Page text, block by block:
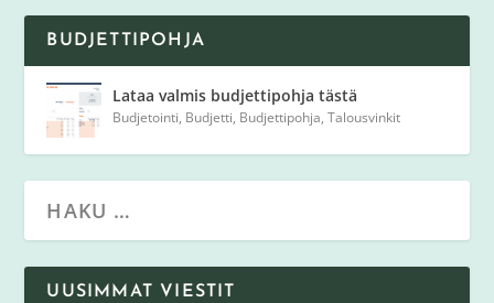
BUDJETTIPOHJA
Lataa valmis budjettipohja tästä
Budjetointi, Budjetti, Budjettipohja,Talousvinkit
UUSIMMAT VIESTIT